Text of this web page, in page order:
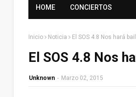
HOME CONCIERTOS
Inicio Noticia El SOS 4.8 Nos hará
El SOS 4.8 Nos
Unknown - Marzo 02, 2015